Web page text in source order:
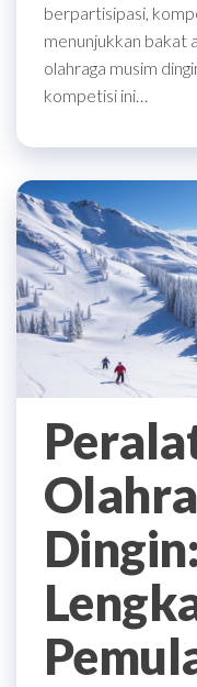
berpartisipasi,
menunjukkan bakat
olahraga musim
kompetisi ini…